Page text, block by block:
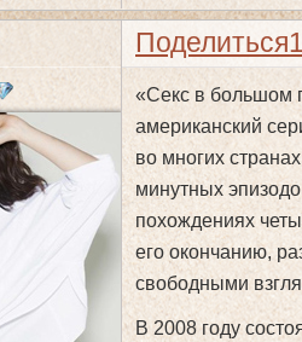
Поделиться
«Секс в большом
американский
во многих
минутных
похождениях
его окончанию,
свободными
В 2008 году